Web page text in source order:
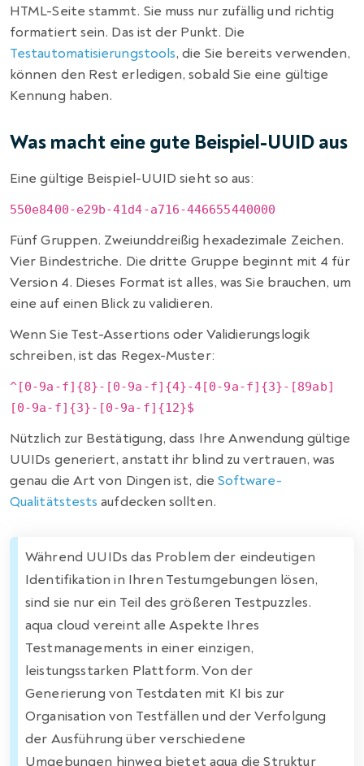
HTML-Seite stammt. Sie muss nur zufällig und richtig
formatiert sein. Das ist der Punkt. Die
Testautomatisierungstools, die Sie bereits verwenden,
können den Rest erledigen, sobald Sie eine gültige
Kennung haben.
Was macht eine gute Beispiel-UUID aus
Eine gültige Beispiel-UUID sieht so aus:
550e8400-e29b-41d4-a716-446655440000
Fünf Gruppen. Zweiunddreißig hexadezimale Zeichen.
Vier Bindestriche. Die dritte Gruppe beginnt mit 4 für
Version 4. Dieses Format ist alles, was Sie brauchen, um
eine auf einen Blick zu validieren.
Wenn Sie Test-Assertions oder Validierungslogik
schreiben, ist das Regex-Muster:
^[0-9a-f]{8}-[0-9a-f]{4}-4[0-9a-f]{3}-[89ab]
[0-9a-f]{3}-[0-9a-f]{12}$
Nützlich zur Bestätigung, dass Ihre Anwendung gültige
UUIDs generiert, anstatt ihr blind zu vertrauen, was
genau die Art von Dingen ist, die Software-
Qualitätstests aufdecken sollten.
Während UUIDs das Problem der eindeutigen
Identifikation in Ihren Testumgebungen lösen,
sind sie nur ein Teil des größeren Testpuzzles.
aqua cloud vereint alle Aspekte Ihres
Testmanagements in einer einzigen,
leistungsstarken Plattform. Von der
Generierung von Testdaten mit KI bis zur
Organisation von Testfällen und der Verfolgung
der Ausführung über verschiedene
Umgebungen hinweg bietet aqua die Struktur